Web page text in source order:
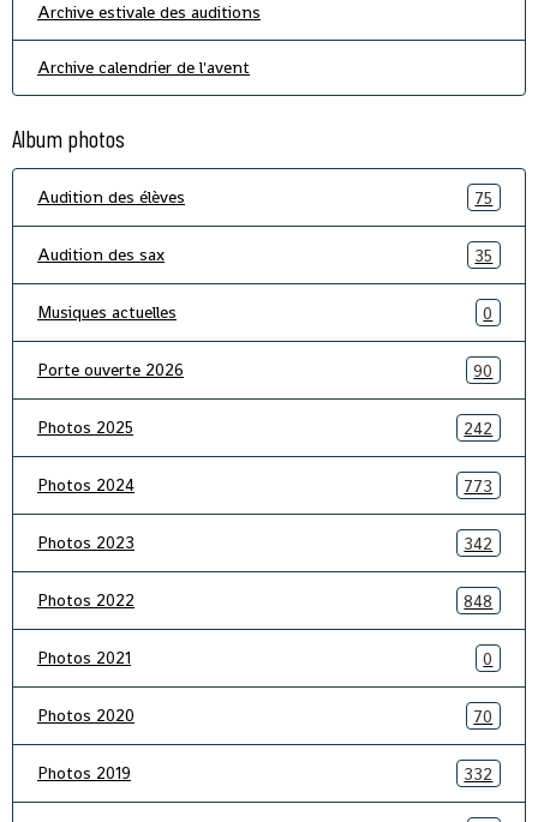
Archive estivale des auditions
Archive calendrier de l'avent
Album photos
Audition des élèves 75
Audition des sax 35
Musiques actuelles 0
Porte ouverte 2026 90
Photos 2025 242
Photos 2024 773
Photos 2023 342
Photos 2022 848
Photos 2021 0
Photos 2020 70
Photos 2019 332